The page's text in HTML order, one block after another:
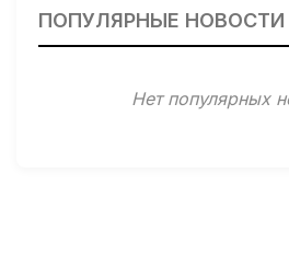
31.01.2026
мобильных телефонов на здоровье
ПОПУЛЯРНЫЕ НОВОСТИ
Нет популярных